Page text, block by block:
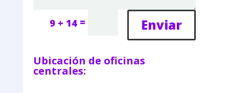
9 + 14 = Enviar
Ubicación de oficinas
centrales: